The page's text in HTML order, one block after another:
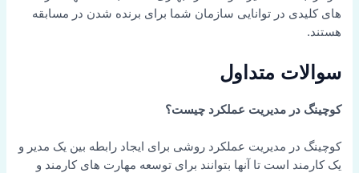
های کلیدی در توانایی سازمان شما برای برنده شدن در مسابقه
هستند.
سوالات متداول
کوچینگ در مدیریت عملکرد چیست؟
کوچینگ در مدیریت عملکرد روشی برای ایجاد رابطه بین یک مدیر و
یک کارمند است تا آنها بتوانند برای توسعه مهارت های کارمند و